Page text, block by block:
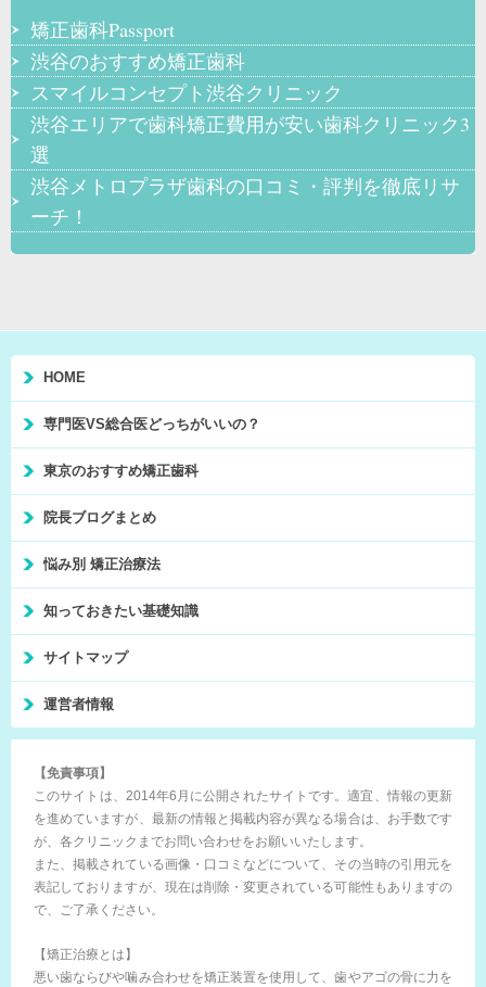
矯正歯科Passport
渋谷のおすすめ矯正歯科
スマイルコンセプト渋谷クリニック
渋谷エリアで歯科矯正費用が安い歯科クリニック3
選
渋谷メトロプラザ歯科の口コミ・評判を徹底リサ
ーチ！
HOME
専門医VS総合医どっちがいいの？
東京のおすすめ矯正歯科
院長ブログまとめ
悩み別 矯正治療法
知っておきたい基礎知識
サイトマップ
運営者情報
【免責事項】
このサイトは、2014年6月に公開されたサイトです。適宜、情報の更新
を進めていますが、最新の情報と掲載内容が異なる場合は、お手数です
が、各クリニックまでお問い合わせをお願いいたします。
また、掲載されている画像・口コミなどについて、その当時の引用元を
表記しておりますが、現在は削除・変更されている可能性もありますの
で、ご了承ください。
【矯正治療とは】
悪い歯ならびや噛み合わせを矯正装置を使用して、歯やアゴの骨に力を